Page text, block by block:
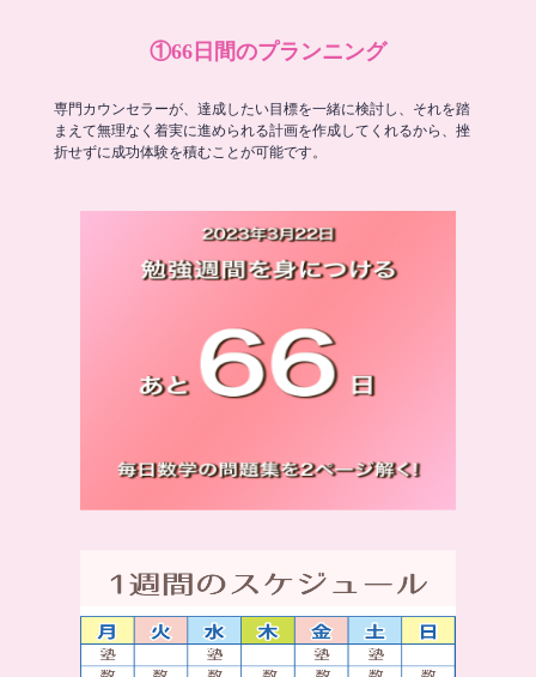
①66日間のプランニング
専門カウンセラーが、達成したい目標を一緒に検討し、それを踏
まえて無理なく着実に進められる計画を作成してくれるから、挫
折せずに成功体験を積むことが可能です。